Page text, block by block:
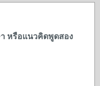
หรือแนวคิดพูดสอง